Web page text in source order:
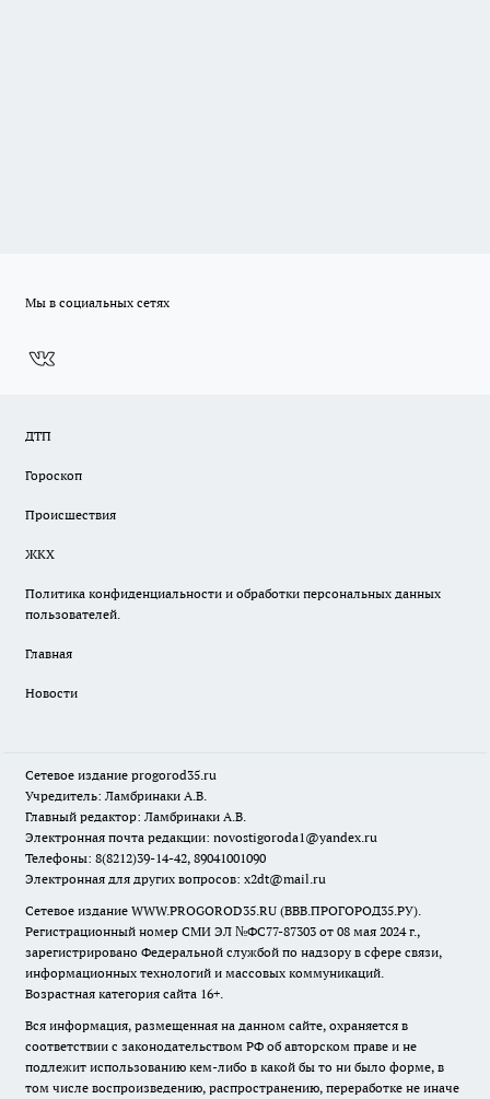
Мы в социальных сетях
ДТП
Гороскоп
Происшествия
ЖКХ
Политика конфиденциальности и обработки персональных данных
пользователей.
Главная
Новости
Сетевое издание progorod35.ru
Учредитель: Ламбринаки А.В.
Главный редактор: Ламбринаки А.В.
Электронная почта редакции: novostigoroda1@yandex.ru
Телефоны: 8(8212)39-14-42, 89041001090
Электронная для других вопросов: x2dt@mail.ru
Сетевое издание WWW.PROGOROD35.RU (ВВВ.ПРОГОРОД35.РУ).
Регистрационный номер СМИ ЭЛ №ФС77-87303 от 08 мая 2024 г.,
зарегистрировано Федеральной службой по надзору в сфере связи,
информационных технологий и массовых коммуникаций.
Возрастная категория сайта 16+.
Вся информация, размещенная на данном сайте, охраняется в
соответствии с законодательством РФ об авторском праве и не
подлежит использованию кем-либо в какой бы то ни было форме, в
том числе воспроизведению, распространению, переработке не иначе